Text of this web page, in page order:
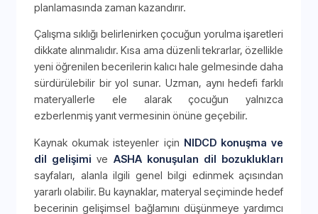
planlamasında zaman kazandırır.
Çalışma sıklığı belirlenirken çocuğun yorulma işaretleri
dikkate alınmalıdır. Kısa ama düzenli tekrarlar, özellikle
yeni öğrenilen becerilerin kalıcı hale gelmesinde daha
sürdürülebilir bir yol sunar. Uzman, aynı hedefi farklı
materyallerle ele alarak çocuğun yalnızca
ezberlenmiş yanıt vermesinin önüne geçebilir.
Kaynak okumak isteyenler için NIDCD konuşma ve
dil gelişimi ve ASHA konuşulan dil bozuklukları
sayfaları, alanla ilgili genel bilgi edinmek açısından
yararlı olabilir. Bu kaynaklar, materyal seçiminde hedef
becerinin gelişimsel bağlamını düşünmeye yardımcı